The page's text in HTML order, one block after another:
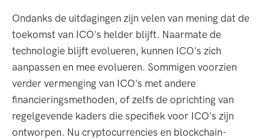
Ondanks de uitdagingen zijn velen van mening dat de
toekomst van ICO's helder blijft. Naarmate de
technologie blijft evolueren, kunnen ICO's zich
aanpassen en mee evolueren. Sommigen voorzien
verder vermenging van ICO's met andere
financieringsmethoden, of zelfs de oprichting van
regelgevende kaders die specifiek voor ICO's zijn
ontworpen. Nu cryptocurrencies en blockchain-